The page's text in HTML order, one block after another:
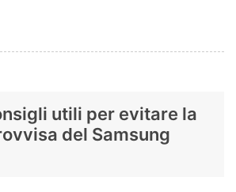
utili per evitare la
del Samsung